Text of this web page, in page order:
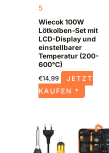
5
Wiecok 100W
Lötkolben-Set mit
LCD-Display und
einstellbarer
Temperatur (200-
600°C)
€14,99
JETZT
KAUFEN *